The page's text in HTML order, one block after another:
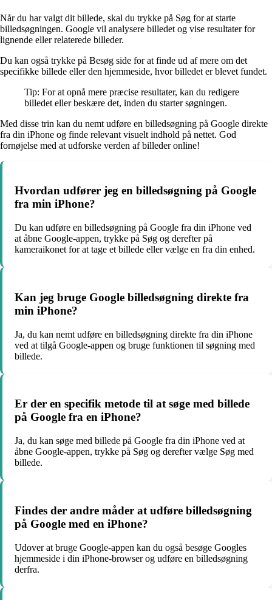
Når du har valgt dit billede, skal du trykke på Søg for at starte
billedsøgningen. Google vil analysere billedet og vise resultater for
lignende eller relaterede billeder.
Du kan også trykke på Besøg side for at finde ud af mere om det
specifikke billede eller den hjemmeside, hvor billedet er blevet fundet.
Tip: For at opnå mere præcise resultater, kan du redigere
billedet eller beskære det, inden du starter søgningen.
Med disse trin kan du nemt udføre en billedsøgning på Google direkte
fra din iPhone og finde relevant visuelt indhold på nettet. God
fornøjelse med at udforske verden af billeder online!
Hvordan udfører jeg en billedsøgning på Google
fra min iPhone?
Du kan udføre en billedsøgning på Google fra din iPhone ved
at åbne Google-appen, trykke på Søg og derefter på
kameraikonet for at tage et billede eller vælge en fra din enhed.
Kan jeg bruge Google billedsøgning direkte fra
min iPhone?
Ja, du kan nemt udføre en billedsøgning direkte fra din iPhone
ved at tilgå Google-appen og bruge funktionen til søgning med
billede.
Er der en specifik metode til at søge med billede
på Google fra en iPhone?
Ja, du kan søge med billede på Google fra din iPhone ved at
åbne Google-appen, trykke på Søg og derefter vælge Søg med
billede.
Findes der andre måder at udføre billedsøgning
på Google med en iPhone?
Udover at bruge Google-appen kan du også besøge Googles
hjemmeside i din iPhone-browser og udføre en billedsøgning
derfra.